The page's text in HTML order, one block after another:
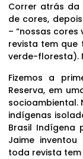
Correr atrás da
de cores,
– “nossas
revista tem que
verde-floresta).
Fizemos a
Reserva, em
socioambiental.
indígenas
Brasil Indígena
Jaime
toda revista tem